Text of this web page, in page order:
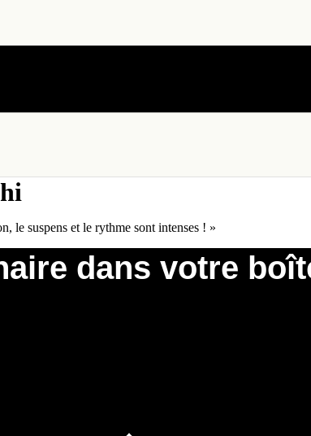
le suspens et le rythme sont intenses ! »
dans votre